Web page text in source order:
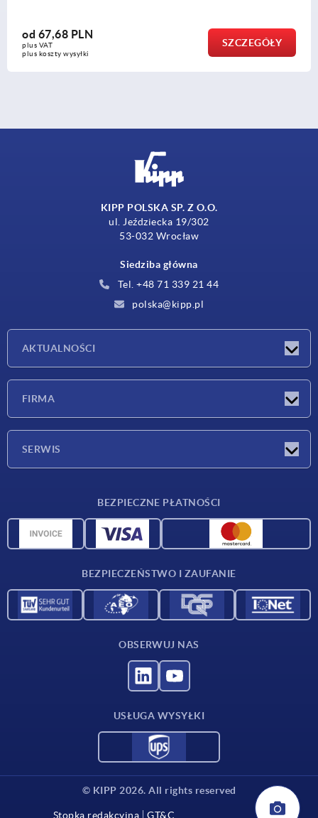
od 67,68 PLN
plus VAT
plus koszty wysyłki
SZCZEGÓŁY
KIPP POLSKA SP. Z O.O.
ul. Jeździecka 19/302
53-032 Wrocław
Siedziba główna
Tel. +48 71 339 21 44
polska@kipp.pl
AKTUALNOŚCI
FIRMA
SERWIS
Dane CAD
BEZPIECZNE PŁATNOŚCI
BEZPIECZEŃSTWO I ZAUFANIE
OBSERWUJ NAS
USŁUGA WYSYŁKI
© KIPP 2026. All rights reserved
Stopka redakcyjna GT&C